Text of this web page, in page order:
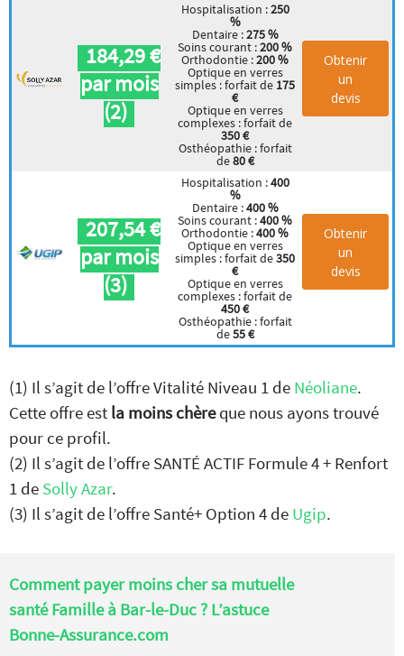
184,29 €
par mois
(2)
Hospitalisation :250
%
Dentaire :275 %
Soins courant :200 %
Orthodontie :200 %
Optique en verres
simples : forfait de 175
€
Optique en verres
complexes : forfait de
350 €
Osthéopathie : forfait
de80 €
Obtenir
un
devis
207,54 €
par mois
(3)
Hospitalisation :400
%
Dentaire :400 %
Soins courant :400 %
Orthodontie :400 %
Optique en verres
simples : forfait de350
€
Optique en verres
complexes : forfait de
450 €
Osthéopathie : forfait
de55 €
Obtenir
un
devis
(1) Il s’agit de l’offre Vitalité Niveau 1 de Néoliane.
Cette offre est la moins chèreque nous ayons trouvé
pour ce profil.
(2) Il s’agit de l’offre SANTÉ ACTIF Formule 4 + Renfort
1 de Solly Azar.
(3) Il s’agit de l’offre Santé+ Option 4 de Ugip.
Comment payer moins cher sa mutuelle
santé Famille à Bar-le-Duc ? L’astuce
Bonne-Assurance.com